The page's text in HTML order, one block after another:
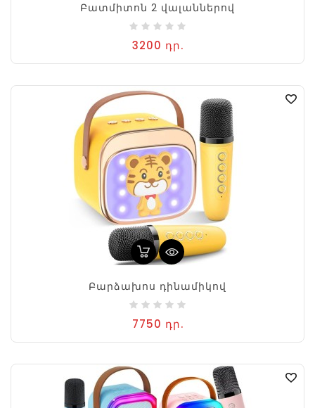
Բատմիտոն 2 վալաններով
3200 դր.
Բարձախոս դինամիկով
7750 դր.